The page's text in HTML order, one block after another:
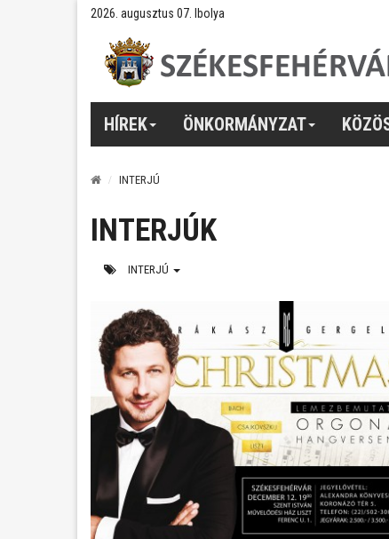
2026. augusztus 07. Ibolya
HÍREK ÖNKORMÁNYZAT
INTERJÚ
INTERJÚK
INTERJÚ